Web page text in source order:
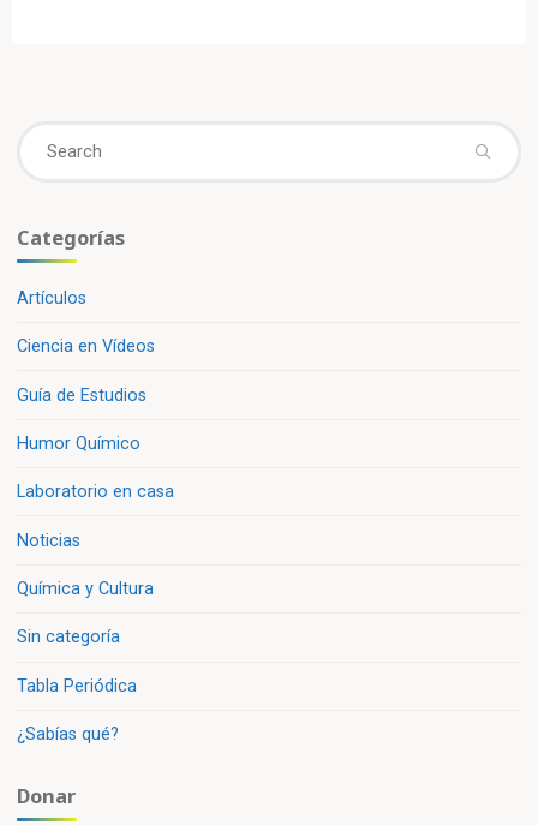
Categorías
Artículos
Ciencia en Vídeos
Guía de Estudios
Humor Químico
Laboratorio en casa
Noticias
Química y Cultura
Sin categoría
Tabla Periódica
¿Sabías qué?
Donar